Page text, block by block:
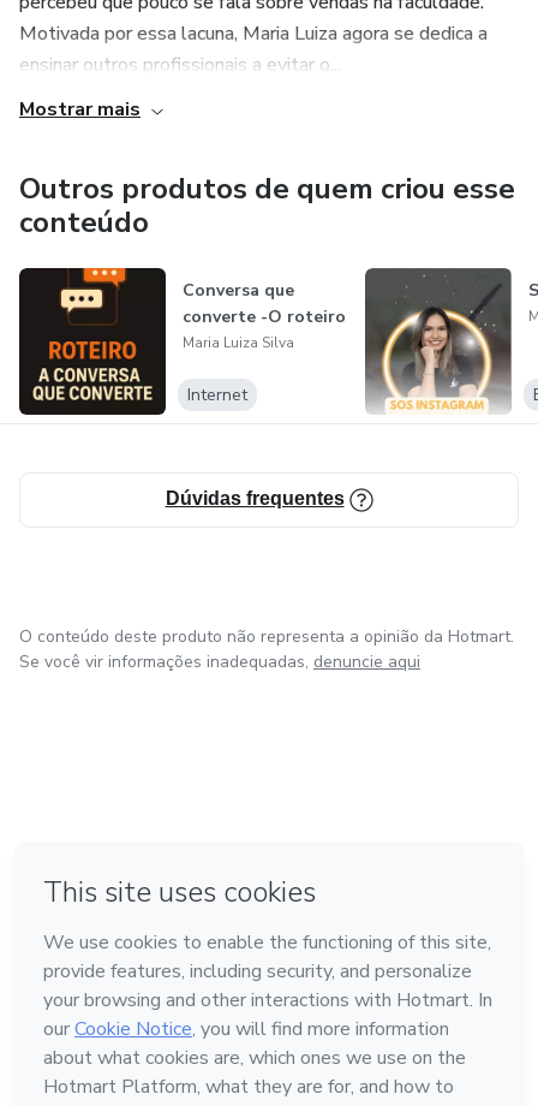
Motivada por essa lacuna, Maria Luiza agora se dedica a
ensinar outros profissionais a evitar o...
Mostrar mais
Outros produtos de quem criou esse
conteúdo
Conversa que
converte -O roteiro
Maria Luiza Silva
Internet
Dúvidas frequentes
O conteúdo deste produto não representa a opinião da Hotmart.
Se você vir informações inadequadas, denuncie aqui
Feito com ❤ na Cidade do México
Conheça a Hotmart
Idioma